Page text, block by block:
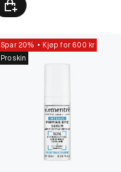
Spar 20%
Kjøp for 600 kr
Proskin